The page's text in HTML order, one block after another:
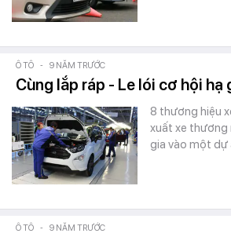
Ô TÔ - 9 NĂM TRƯỚC
Cùng lắp ráp - Le lói cơ hội hạ
8 thương hiệu
xuất xe thương
gia vào một dự
Ô TÔ - 9 NĂM TRƯỚC